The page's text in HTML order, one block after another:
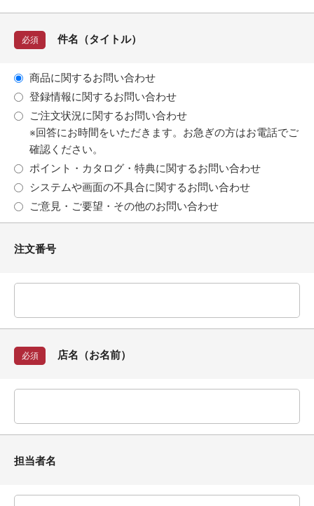
必須 件名（タイトル）
商品に関するお問い合わせ
登録情報に関するお問い合わせ
ご注文状況に関するお問い合わせ
※回答にお時間をいただきます。お急ぎの方はお電話でご
確認ください。
ポイント・カタログ・特典に関するお問い合わせ
システムや画面の不具合に関するお問い合わせ
ご意見・ご要望・その他のお問い合わせ
注文番号
必須 店名（お名前）
担当者名